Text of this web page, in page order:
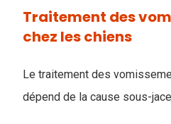
Traitement des
chez les chiens
Le traitement des
dépend de la cause sous-